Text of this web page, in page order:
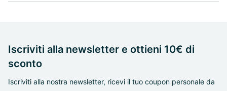
Iscriviti alla newsletter e ottieni 10€ di
sconto
Iscriviti alla nostra newsletter, ricevi il tuo coupon personale da